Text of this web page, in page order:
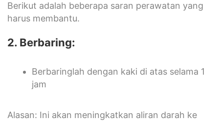
Berikut adalah beberapa saran perawatan yang
harus membantu.
2. Berbaring:
Berbaringlah dengan kaki di atas selama 1
jam
Alasan: Ini akan meningkatkan aliran darah ke